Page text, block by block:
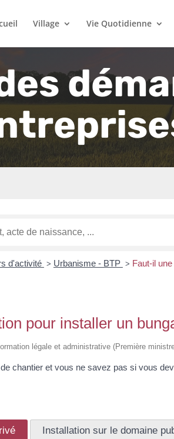
Village Vie Quotidienne
d'activité > Urbanisme - BTP > Faut-il
pour installer un
légale et administrative (Première
chantier et vous ne savez pas si vous
Installation sur le domaine